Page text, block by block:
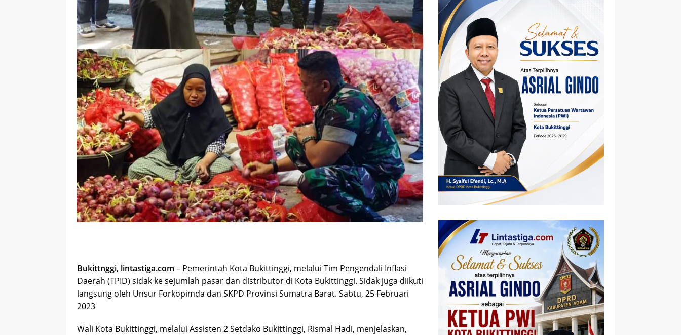
Bukittnggi, lintastiga.com – Pemerintah Kota Bukittinggi, melalui Tim Pengendali Inflasi
Daerah (TPID) sidak ke sejumlah pasar dan distributor di Kota Bukittinggi. Sidak juga diikuti
langsung oleh Unsur Forkopimda dan SKPD Provinsi Sumatra Barat. Sabtu, 25 Februari
2023
Wali Kota Bukittinggi, melalui Assisten 2 Setdako Bukittinggi, Rismal Hadi, menjelaskan,